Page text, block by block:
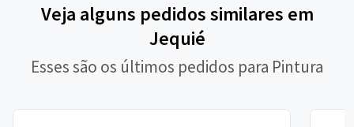
Veja alguns pedidos similares em
Jequié
Esses são os últimos pedidos para Pintura